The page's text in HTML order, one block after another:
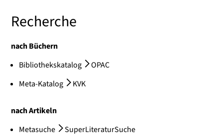
Recherche
nach Büchern
Bibliothekskatalog
OPAC
Meta-Katalog
KVK
nach Artikeln
Metasuche
SuperLiteraturSuche